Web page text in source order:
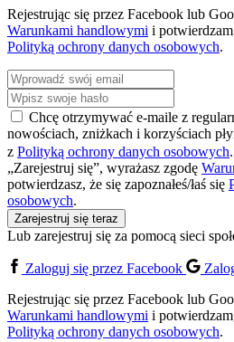
Rejestrując się przez Facebook lub
Warunkami handlowymi i
Polityką ochrony danych osobowych.
Chcę otrzymywać e-maile z
nowościach, zniżkach i korzyściach
z Polityką ochrony danych osobowych.
„Zarejestruj się”, wyrażasz zgodę
potwierdzasz, że się zapoznałeś/łaś się
osobowych.
Zarejestruj się teraz
Lub zarejestruj się za pomocą sieci
Zaloguj się przez Facebook
Rejestrując się przez Facebook lub
Warunkami handlowymi i
Polityką ochrony danych osobowych.